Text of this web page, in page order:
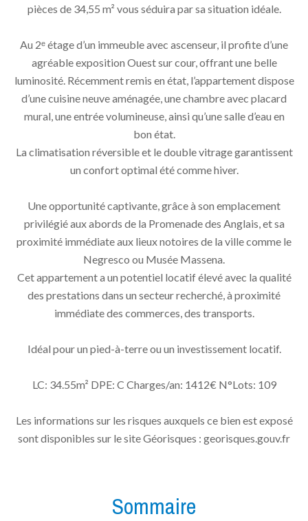
pièces de 34,55 m² vous séduira par sa situation idéale.
Au 2ᵉ étage d’un immeuble avec ascenseur, il profite d’une
agréable exposition Ouest sur cour, offrant une belle
luminosité. Récemment remis en état, l’appartement dispose
d’une cuisine neuve aménagée, une chambre avec placard
mural, une entrée volumineuse, ainsi qu’une salle d’eau en
bon état.
La climatisation réversible et le double vitrage garantissent
un confort optimal été comme hiver.
Une opportunité captivante, grâce à son emplacement
privilégié aux abords de la Promenade des Anglais, et sa
proximité immédiate aux lieux notoires de la ville comme le
Negresco ou Musée Massena.
Cet appartement a un potentiel locatif élevé avec la qualité
des prestations dans un secteur recherché, à proximité
immédiate des commerces, des transports.
Idéal pour un pied-à-terre ou un investissement locatif.
LC: 34.55m² DPE: C Charges/an: 1412€ N°Lots: 109
Les informations sur les risques auxquels ce bien est exposé
sont disponibles sur le site Géorisques : georisques.gouv.fr
Sommaire